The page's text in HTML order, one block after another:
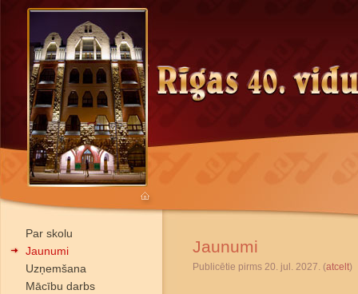
Par skolu
Jaunumi
Uzņemšana
Mācību darbs
Jaunumi
Publicētie pirms 20. jul. 2027. (atcelt)